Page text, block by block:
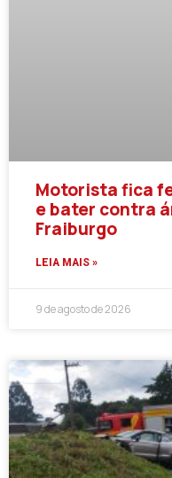
Motorista fica
e bater contra
Fraiburgo
LEIA MAIS »
9 de agosto de 2026